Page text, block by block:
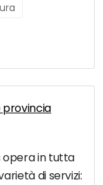
provincia
opera in tutta
di servizi: